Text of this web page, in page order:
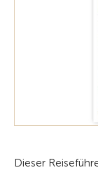
Dieser